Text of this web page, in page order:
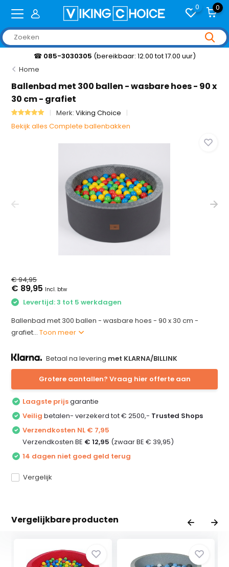
0 0
☎ 085-3030305 (bereikbaar: 12.00 tot 17.00 uur)
Home
Ballenbad met 300 ballen - wasbare hoes - 90 x
30 cm - grafiet
Merk:Viking Choice
Bekijk alles Complete ballenbakken
€ 94,95
€ 89,95 Incl. btw
Levertijd: 3 tot 5 werkdagen
Ballenbad met 300 ballen - wasbare hoes - 90 x 30 cm -
grafiet...Toon meer
Betaal na levering met KLARNA/BILLINK
Grotere aantallen? Vraag hier offerte aan
Laagste prijsgarantie
Veilig betalen- verzekerd tot € 2500,- Trusted Shops
Verzendkosten NL € 7,95
Verzendkosten BE € 12,95 (zwaar BE € 39,95)
14 dagen niet goed geld terug
Vergelijk
Vergelijkbare producten